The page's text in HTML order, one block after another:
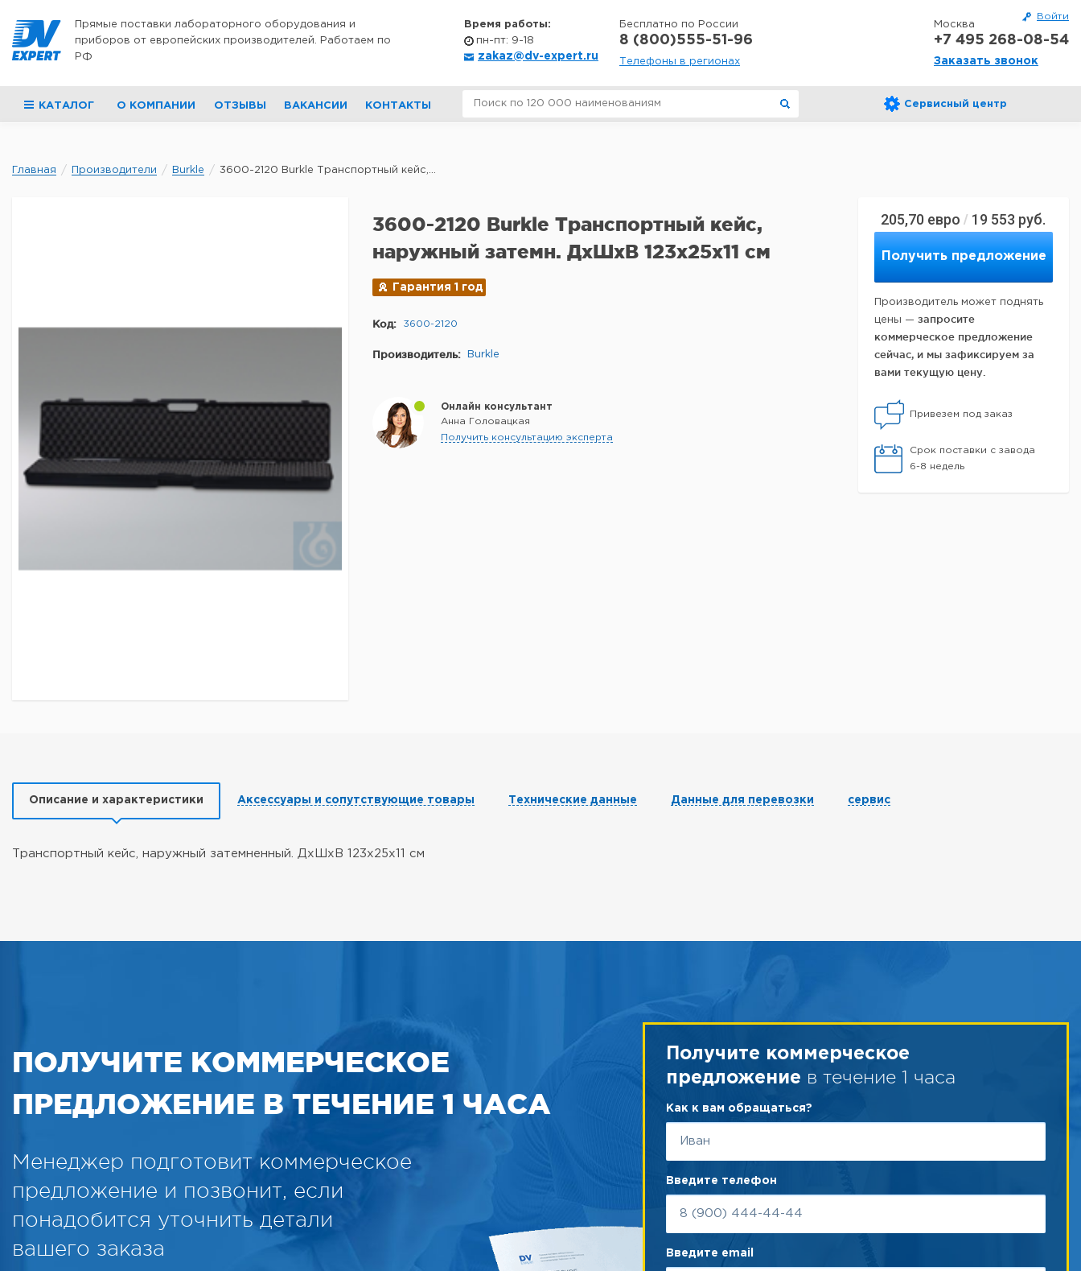
Войти
Прямые поставки лабораторного оборудования и
приборов от европейских производителей. Работаем по
РФ
Время работы:
пн-пт: 9-18
zakaz@dv-expert.ru
Бесплатно по России
8 (800)555-51-96
Телефоны в регионах
Москва
+7 495 268-08-54
Заказать звонок
КАТАЛОГ О КОМПАНИИ ОТЗЫВЫ ВАКАНСИИ КОНТАКТЫ Сервисный центр
Главная Производители Burkle 3600-2120 Burkle Транспортный кейс,...
205,70 евро / 19 553 руб.
Получить предложение
Производитель может поднять
цены — запросите
коммерческое предложение
сейчас, и мы зафиксируем за
вами текущую цену.
Привезем под заказ
Срок поставки с завода
6-8 недель
3600-2120 Burkle Транспортный кейс,
наружный затемн. ДхШхВ 123х25х11 см
Гарантия 1 год
Код: 3600-2120
Производитель: Burkle
Онлайн консультант
Анна Головацкая
Получить консультацию эксперта
Описание и характеристики Аксессуары и сопутствующие товары Технические данные Данные для перевозки сервис
Транспортный кейс, наружный затемненный. ДхШхВ 123х25х11 см
ПОЛУЧИТЕ КОММЕРЧЕСКОЕ
ПРЕДЛОЖЕНИЕ В ТЕЧЕНИЕ 1 ЧАСА
Менеджер подготовит коммерческое
предложение и позвонит, если
понадобится уточнить детали
вашего заказа
Получите коммерческое
предложение в течение 1 часа
Как к вам обращаться?
Введите телефон
Введите email